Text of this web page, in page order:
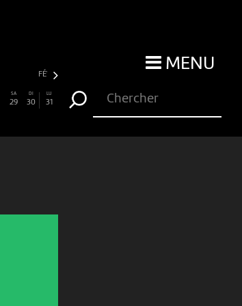
MENU
FÉVRIER
SA
29
DI
30
LU
31